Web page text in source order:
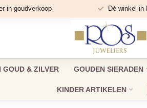
in goudverkoop Dé winkel in
GOUD & ZILVER GOUDEN SIERADEN
KINDER ARTIKELEN